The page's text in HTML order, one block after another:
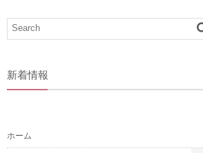
新着情報
ホーム